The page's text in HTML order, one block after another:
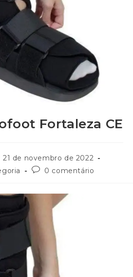
Fortaleza CE
21 de novembro de 2022
0 comentário